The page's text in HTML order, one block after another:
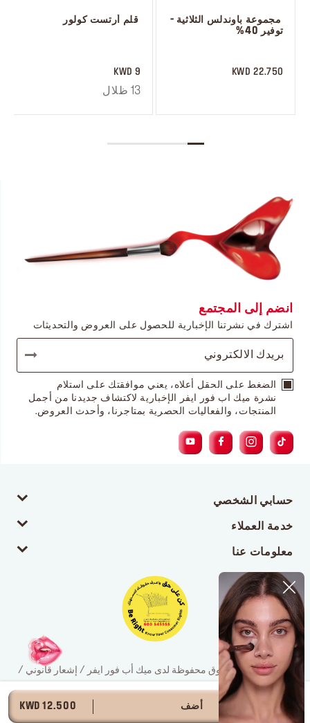
أضف 12.500 KWD
قلم أرتست كولور
9 KWD
13 ظلال
توفير 40%
22.750 KWD
انضم إلى المجتمع
اشترك في نشرتنا الإخبارية للحصول على العروض والتحديثات
الضغط على الحقل أعلاه، يعني موافقتك على استلام
نشرة ميك اب فور ايفر الإخبارية لاكتشاف جديدنا من أجمل
المنتجات، والفعاليات الحصرية بمتاجرنا، وأحدث العروض.
حسابي الشخصي
خدمة العملاء
معلومات عنا
© 2026 جميع الحقوق محفوظة لدى ميك أب فور ايفر / إشعار قانوني /
سياسة الخصوصية